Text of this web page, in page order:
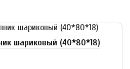
шариковый (40*80*18)